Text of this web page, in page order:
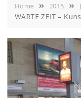
Home 2015
WARTE ZEIT –